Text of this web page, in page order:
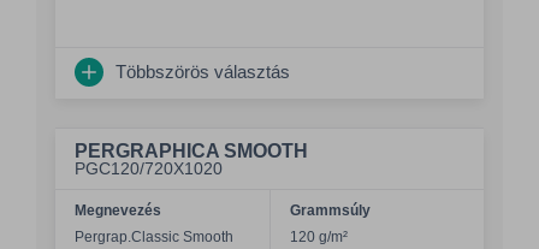
Többszörös választás
PERGRAPHICA SMOOTH
PGC120/720X1020
Megnevezés
Pergrap.Classic Smooth
Grammsúly
120 g/m²